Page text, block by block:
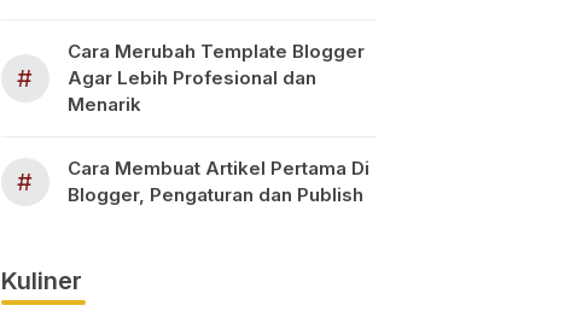
#
Cara Merubah Template Blogger
Agar Lebih Profesional dan
Menarik
#
Cara Membuat Artikel Pertama Di
Blogger, Pengaturan dan Publish
Kuliner